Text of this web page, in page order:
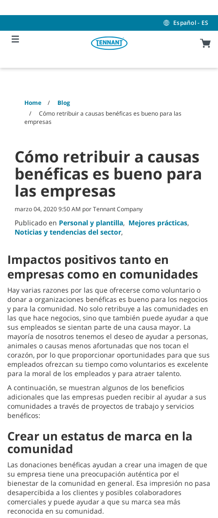
to
to
menu
Español - ES
Home
Blog
Cómo retribuir a causas benéficas es bueno para las
empresas
Cómo retribuir a causas
benéficas es bueno para
las empresas
marzo 04, 2020 9:50 AM por Tennant Company
Publicado en Personal y plantilla, Mejores prácticas,
Noticias y tendencias del sector,
Impactos positivos tanto en
empresas como en comunidades
Hay varias razones por las que ofrecerse como voluntario o
donar a organizaciones benéficas es bueno para los negocios
y para la comunidad. No solo retribuye a las comunidades en
las que hace negocios, sino que también puede ayudar a que
sus empleados se sientan parte de una causa mayor. La
mayoría de nosotros tenemos el deseo de ayudar a personas,
animales o causas menos afortunadas que nos tocan el
corazón, por lo que proporcionar oportunidades para que sus
empleados ofrezcan su tiempo como voluntarios es excelente
para la moral de los empleados y para atraer talento.
A continuación, se muestran algunos de los beneficios
adicionales que las empresas pueden recibir al ayudar a sus
comunidades a través de proyectos de trabajo y servicios
benéficos:
Crear un estatus de marca en la
comunidad
Las donaciones benéficas ayudan a crear una imagen de que
su empresa tiene una preocupación auténtica por el
bienestar de la comunidad en general. Esa impresión no pasa
desapercibida a los clientes y posibles colaboradores
comerciales y puede ayudar a que su marca sea más
reconocida en su comunidad.